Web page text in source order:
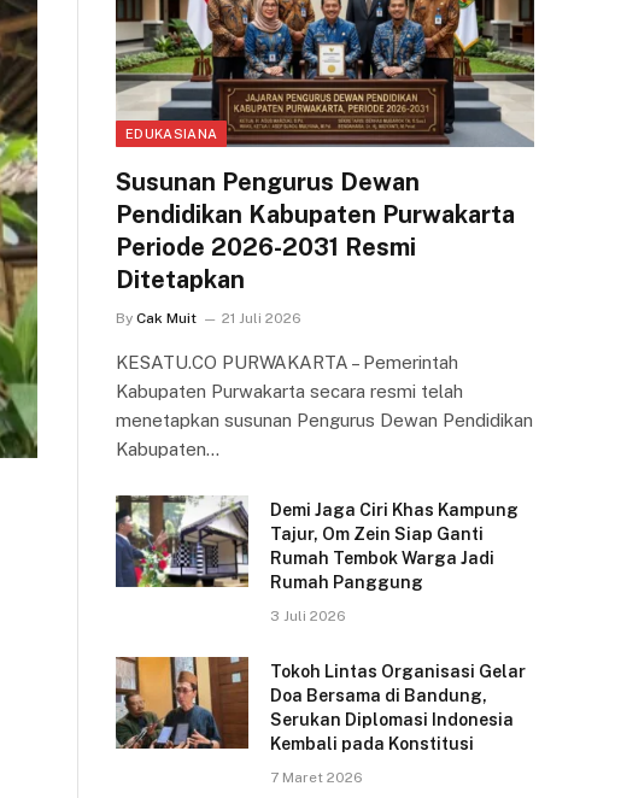
EDUKASIANA
Susunan Pengurus Dewan
Pendidikan Kabupaten Purwakarta
Periode 2026-2031 Resmi
Ditetapkan
By Cak Muit 21 Juli 2026
KESATU.CO PURWAKARTA – Pemerintah
Kabupaten Purwakarta secara resmi telah
menetapkan susunan Pengurus Dewan Pendidikan
Kabupaten…
Demi Jaga Ciri Khas Kampung
Tajur, Om Zein Siap Ganti
Rumah Tembok Warga Jadi
Rumah Panggung
3 Juli 2026
Tokoh Lintas Organisasi Gelar
Doa Bersama di Bandung,
Serukan Diplomasi Indonesia
Kembali pada Konstitusi
7 Maret 2026